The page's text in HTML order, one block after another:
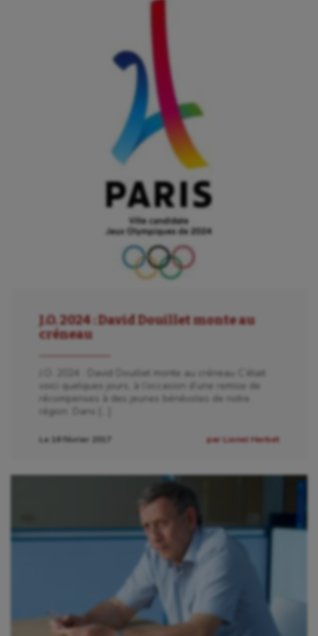
Boules lyonnaises
Cerf Volant
Cheerleading
Course à pied
Crossfit
Cyclisme
Escalade
Escrime
Fitness
Flag football
Gymnastique rythmique
Haltérophilie
Handisport
Hippisme
J.O. 2024 : David Douillet monte au
créneau
J.O. 2024 : David Douillet monte au créneau C’était
voici quelques jours, à l’occasion d’une remise de
récompenses à des jeunes bénévoles de notre
région. Dans […]
Le 16 février 2017 par Lionel Herbet